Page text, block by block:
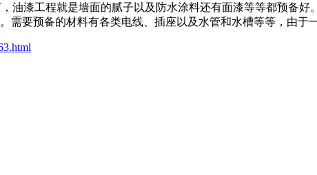
漆工程就是墙面的腻子以及防水涂料还有面漆等等都预备好
要预备的材料有各类电线、插座以及水管和水槽等等，由于